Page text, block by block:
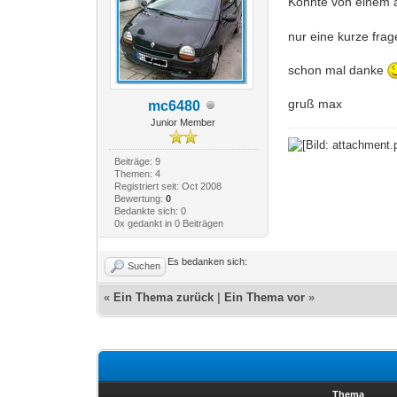
mc6480
Junior Member
Beiträge: 9
Themen: 4
Registriert seit: Oct 2008
Bewertung: 0
Bedankte sich: 0
0x gedankt in 0 Beiträgen
nur eine kurze
schon mal danke
gruß max
Suchen Es bedanken sich:
« Ein Thema zurück Ein Thema vor »
Thema